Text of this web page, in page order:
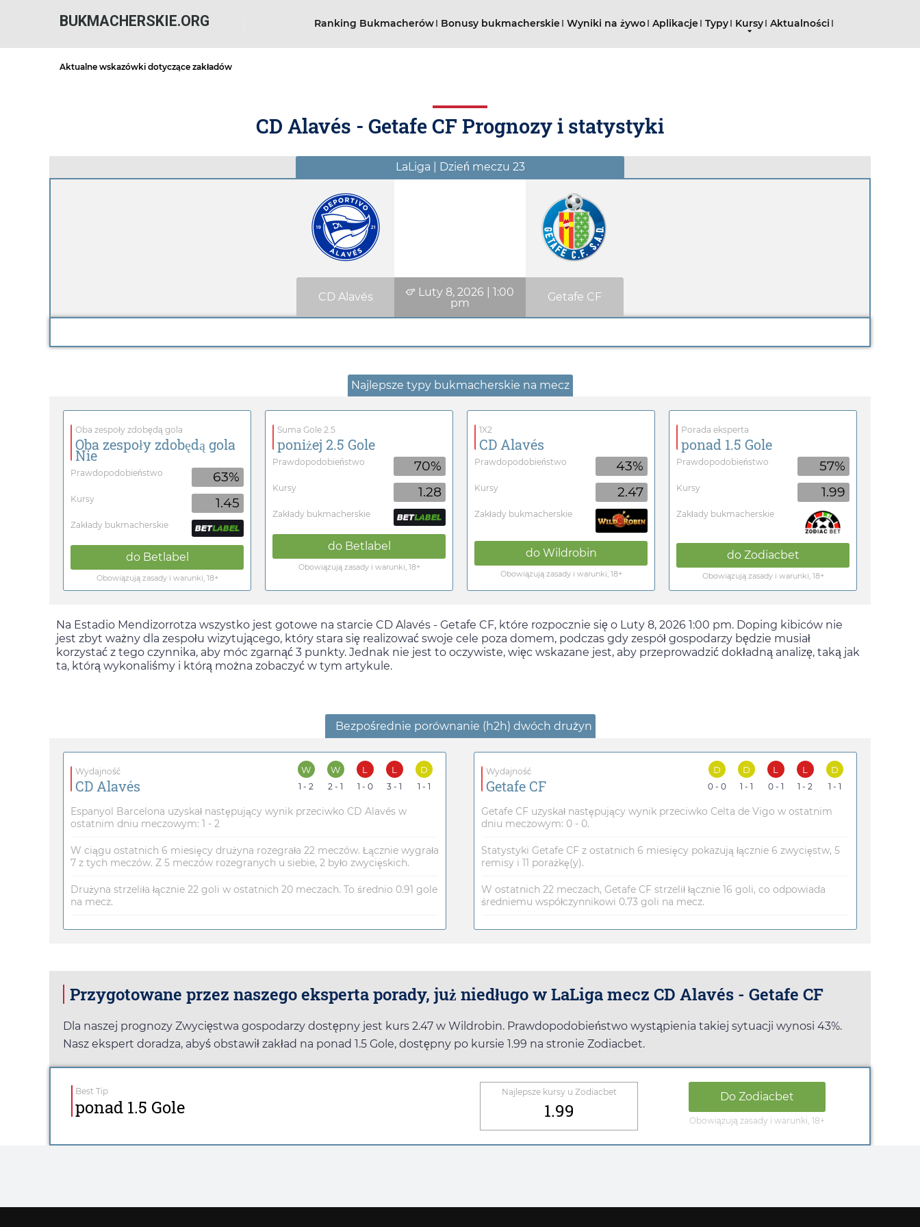
BUKMACHERSKIE.ORG Ranking Bukmacherów Bonusy bukmacherskie Wyniki na żywo Aplikacje Typy Kursy Aktualności
Aktualne wskazówki dotyczące zakładów
CD Alavés - Getafe CF Prognozy i statystyki
LaLiga | Dzień meczu 23
CD Alavés Luty 8, 2026 |1:00
pm
Getafe CF
Najlepsze typy bukmacherskie na mecz
Oba zespoły zdobędą gola
Oba zespoły zdobędą gola
Nie
Prawdopodobieństwo 63%
Kursy 1.45
Zakłady bukmacherskie
do Betlabel
Obowiązują zasady i warunki, 18+
Suma Gole 2.5
poniżej 2.5 Gole
Prawdopodobieństwo 70%
Kursy 1.28
Zakłady bukmacherskie
do Betlabel
Obowiązują zasady i warunki, 18+
1X2
CD Alavés
Prawdopodobieństwo 43%
Kursy 2.47
Zakłady bukmacherskie
do Wildrobin
Obowiązują zasady i warunki, 18+
Porada eksperta
ponad 1.5 Gole
Prawdopodobieństwo 57%
Kursy 1.99
Zakłady bukmacherskie
do Zodiacbet
Obowiązują zasady i warunki, 18+
Na Estadio Mendizorrotza wszystko jest gotowe na starcie CD Alavés - Getafe CF, które rozpocznie się o Luty 8, 2026 1:00 pm. Doping kibiców nie
jest zbyt ważny dla zespołu wizytującego, który stara się realizować swoje cele poza domem, podczas gdy zespół gospodarzy będzie musiał
korzystać z tego czynnika, aby móc zgarnąć 3 punkty. Jednak nie jest to oczywiste, więc wskazane jest, aby przeprowadzić dokładną analizę, taką jak
ta, którą wykonaliśmy i którą można zobaczyć w tym artykule.
Bezpośrednie porównanie (h2h) dwóch drużyn
Wydajność
CD Alavés
W
1 - 2
W
2 - 1
L
1 - 0
L
3 - 1
D
1 - 1
Espanyol Barcelona uzyskał następujący wynik przeciwko CD Alavés w
ostatnim dniu meczowym: 1 - 2
W ciągu ostatnich 6 miesięcy drużyna rozegrała 22 meczów. Łącznie wygrała
7 z tych meczów. Z 5 meczów rozegranych u siebie, 2 było zwycięskich.
Drużyna strzeliła łącznie 22 goli w ostatnich 20 meczach. To średnio 0.91 gole
na mecz.
Wydajność
Getafe CF
D
0 - 0
D
1 - 1
L
0 - 1
L
1 - 2
D
1 - 1
Getafe CF uzyskał następujący wynik przeciwko Celta de Vigo w ostatnim
dniu meczowym: 0 - 0.
Statystyki Getafe CF z ostatnich 6 miesięcy pokazują łącznie 6 zwycięstw, 5
remisy i 11 porażkę(y).
W ostatnich 22 meczach, Getafe CF strzelił łącznie 16 goli, co odpowiada
średniemu współczynnikowi 0.73 goli na mecz.
Przygotowane przez naszego eksperta porady, już niedługo w LaLiga mecz CD Alavés - Getafe CF
Dla naszej prognozy Zwycięstwa gospodarzy dostępny jest kurs 2.47 w Wildrobin. Prawdopodobieństwo wystąpienia takiej sytuacji wynosi 43%.
Nasz ekspert doradza, abyś obstawił zakład na ponad 1.5 Gole, dostępny po kursie 1.99 na stronie Zodiacbet.
Best Tip
ponad 1.5 Gole
Najlepsze kursy u Zodiacbet
1.99
Do Zodiacbet
Obowiązują zasady i warunki, 18+